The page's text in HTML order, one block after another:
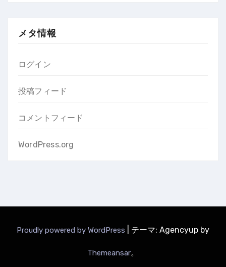
メタ情報
ログイン
投稿フィード
コメントフィード
WordPress.org
Proudly powered by WordPress テーマ: Agencyup by
Themeansar。